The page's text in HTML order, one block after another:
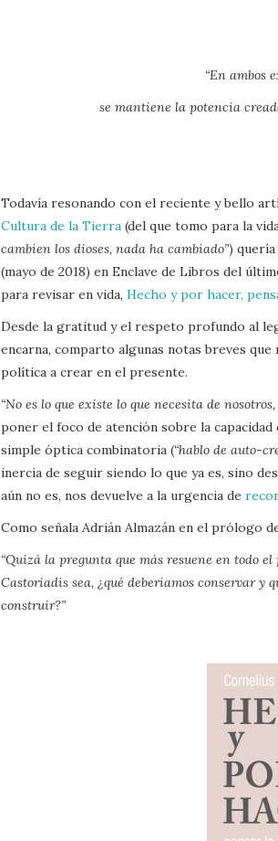
“En ambos
se mantiene la potencia
Todavía resonando con el reciente y bello
Cultura de la Tierra (del que tomo para la
cambien los dioses, nada ha cambiado”)
(mayo de 2018) en Enclave de Libros del
para revisar en vida, Hecho y por hacer,
Desde la gratitud y el respeto profundo al
encarna, comparto algunas notas breves
política a crear en el presente.
“No es lo que existe lo que necesita de
poner el foco de atención sobre la
simple óptica combinatoria (“hablo de auto-
inercia de seguir siendo lo que ya es, sino
aún no es, nos devuelve a la urgencia de
Como señala Adrián Almazán en el prólogo
“Quizá la pregunta que más resuene en todo
Castoriadis sea, ¿qué deberíamos conservar y
construir?”